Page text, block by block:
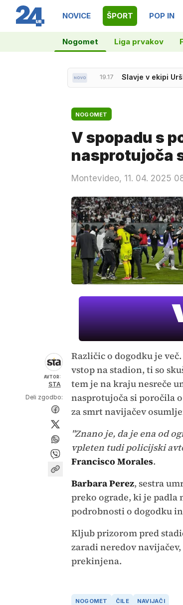
NOVICE ŠPORT POP IN
Nogomet Liga prvakov
NOGOMET
V spopadu s
nasprotujoča
Montevideo, 11. 04. 2025
AVTOR:
STA
Deli zgodbo:
Različic o dogodku je
vstop na stadion, ti so
tem je na kraju nesreče
nasprotujoča si poročila
za smrt navijačev
"Znano je, da je ena od
vpleten tudi policijski
Francisco Morales.
Barbara Perez, sestra
preko ograde, ki je
podrobnosti o dogodku
Kljub prizorom pred
zaradi neredov
prekinjena.
NOGOMET ČILE NAVIJAČI